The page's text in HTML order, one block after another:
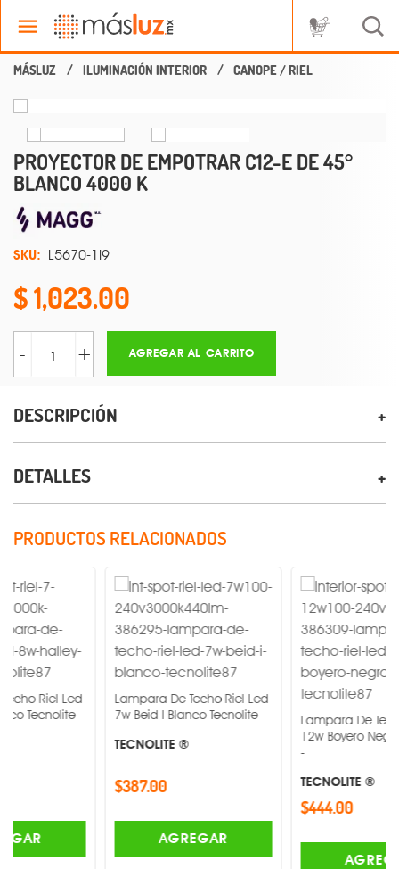
ILUMINACIÓN INTERIOR CANOPE / RIEL
PROYECTOR DE EMPOTRAR C12-E DE 45°
BLANCO 4000 K
SKU: L5670-1I9
1,023.00
- + AGREGAR AL CARRITO
DESCRIPCIÓN
DETALLES
PRODUCTOS RELACIONADOS
-
Lampara De Techo Riel Led
7w Beid I Blanco Tecnolite -
TECNOLITE ®
AGREGAR
Lampara De Techo Riel Led
12w Boyero Negro Tecnolite
TECNOLITE ®
AGREGAR